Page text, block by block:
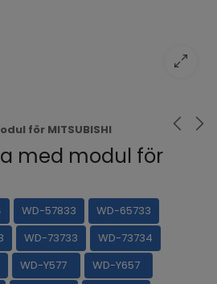
för MITSUBISHI
med modul för
WD-57833
WD-65733
WD-73733
WD-73734
WD-Y577
WD-Y657